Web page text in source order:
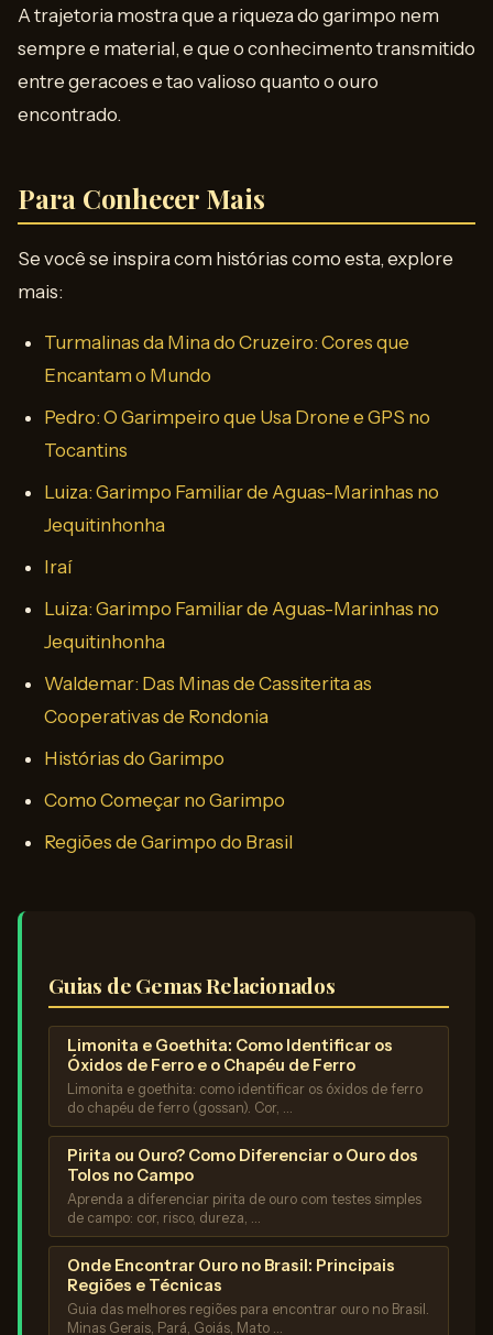
A trajetoria mostra que a riqueza do garimpo nem
sempre e material, e que o conhecimento transmitido
entre geracoes e tao valioso quanto o ouro
encontrado.
Para Conhecer Mais
Se você se inspira com histórias como esta, explore
mais:
Turmalinas da Mina do Cruzeiro: Cores que
Encantam o Mundo
Pedro: O Garimpeiro que Usa Drone e GPS no
Tocantins
Luiza: Garimpo Familiar de Aguas-Marinhas no
Jequitinhonha
Iraí
Luiza: Garimpo Familiar de Aguas-Marinhas no
Jequitinhonha
Waldemar: Das Minas de Cassiterita as
Cooperativas de Rondonia
Histórias do Garimpo
Como Começar no Garimpo
Regiões de Garimpo do Brasil
Guias de Gemas Relacionados
Limonita e Goethita: Como Identificar os
Óxidos de Ferro e o Chapéu de Ferro
Limonita e goethita: como identificar os óxidos de ferro
do chapéu de ferro (gossan). Cor, …
Pirita ou Ouro? Como Diferenciar o Ouro dos
Tolos no Campo
Aprenda a diferenciar pirita de ouro com testes simples
de campo: cor, risco, dureza, …
Onde Encontrar Ouro no Brasil: Principais
Regiões e Técnicas
Guia das melhores regiões para encontrar ouro no Brasil.
Minas Gerais, Pará, Goiás, Mato …